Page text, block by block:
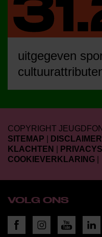
uitgegeven
COPYRIGHT
SITEMAP
DISCLAIMER
KLACHTEN
COOKIEVERKLARING
VOLG ONS